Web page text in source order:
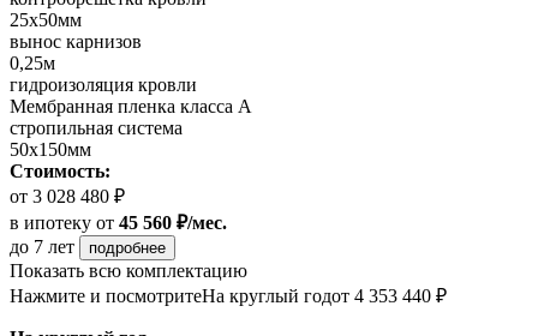
25х50мм
вынос карнизов
0,25м
гидроизоляция кровли
Мембранная пленка класса А
стропильная система
50х150мм
Стоимость:
от 3 028 480 ₽
в ипотеку от 45 560 ₽/мес.
до 7 лет
подробнее
Показать всю комплектацию
Нажмите и посмотритеНа круглый годот 4 353 440 ₽